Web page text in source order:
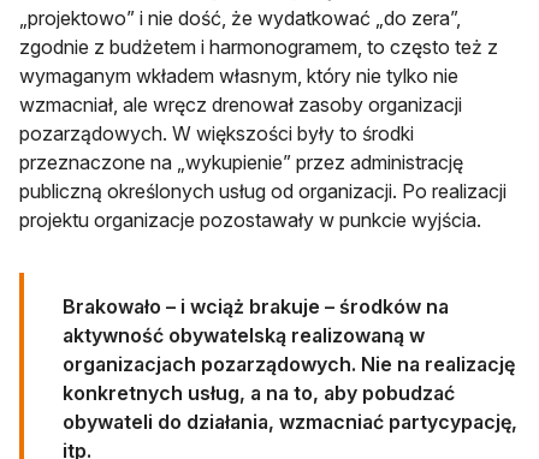
„projektowo” i nie dość, że wydatkować „do zera”,
zgodnie z budżetem i harmonogramem, to często też z
wymaganym wkładem własnym, który nie tylko nie
wzmacniał, ale wręcz drenował zasoby organizacji
pozarządowych. W większości były to środki
przeznaczone na „wykupienie” przez administrację
publiczną określonych usług od organizacji. Po realizacji
projektu organizacje pozostawały w punkcie wyjścia.
Brakowało – i wciąż brakuje – środków na
aktywność obywatelską realizowaną w
organizacjach pozarządowych. Nie na realizację
konkretnych usług, a na to, aby pobudzać
obywateli do działania, wzmacniać partycypację,
itp.